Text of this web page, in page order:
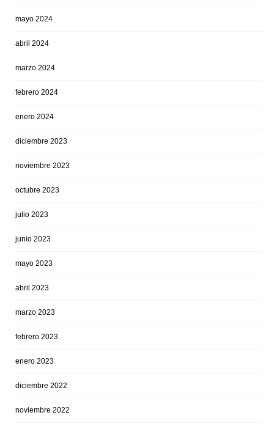
mayo 2024
abril 2024
marzo 2024
febrero 2024
enero 2024
diciembre 2023
noviembre 2023
octubre 2023
julio 2023
junio 2023
mayo 2023
abril 2023
marzo 2023
febrero 2023
enero 2023
diciembre 2022
noviembre 2022